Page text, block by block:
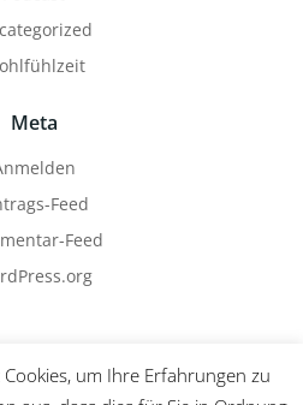
Meta
Feed
Feed
um Ihre Erfahrungen zu